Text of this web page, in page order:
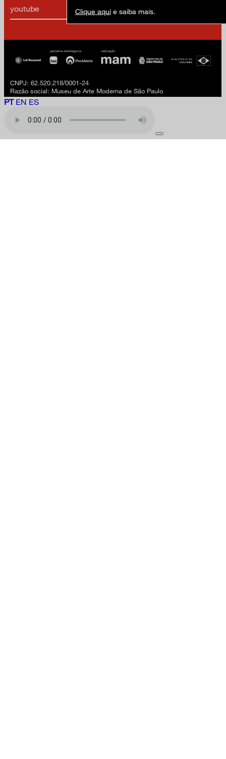
youtube google arts & culture
CNPJ: 62.520.218/0001-24
Razão social: Museu de Arte Moderna de São Paulo
PT EN ES
Clique aquie saiba mais.